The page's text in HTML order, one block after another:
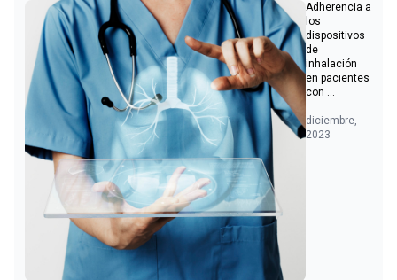
Adherencia a
los
dispositivos
de
inhalación
en pacientes
con ...
diciembre,
2023